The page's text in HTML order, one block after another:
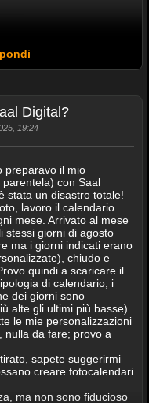
Digital?
19:24
preparavo il mio
con Saal
stata un disastro totale!
lavoro il calendario
mese. Arrivato al mese
stessi giorni di agosto
ma i giorni indicati erano
chiudo e
quindi a scaricare il
di calendario, i
dei giorni sono
alte gli ultimi più basse).
le mie personalizzazioni
nulla da fare; provo a
sapete suggerirmi
creare fotocalendari
ma non sono fiducioso